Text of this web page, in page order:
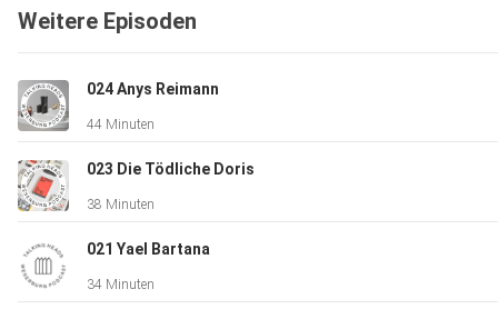
Weitere Episoden
024 Anys Reimann
44 Minuten
023 Die Tödliche Doris
38 Minuten
021 Yael Bartana
34 Minuten